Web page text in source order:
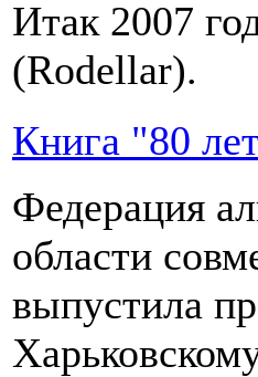
Итак 2007
(Rodellar).
Книга "80
Федерация
области
выпустила